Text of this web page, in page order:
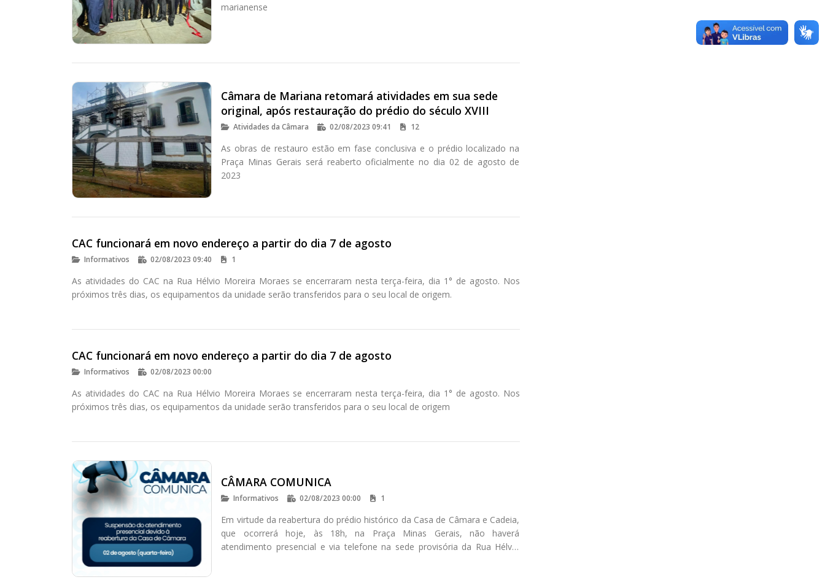
marianense
Câmara de Mariana retomará atividades em sua sede
original, após restauração do prédio do século XVIII
Atividades da Câmara 02/08/2023 09:41 12
As obras de restauro estão em fase conclusiva e o prédio localizado na
Praça Minas Gerais será reaberto oficialmente no dia 02 de agosto de
2023
CAC funcionará em novo endereço a partir do dia 7 de agosto
Informativos 02/08/2023 09:40 1
As atividades do CAC na Rua Hélvio Moreira Moraes se encerraram nesta terça-feira, dia 1° de agosto. Nos
próximos três dias, os equipamentos da unidade serão transferidos para o seu local de origem.
CAC funcionará em novo endereço a partir do dia 7 de agosto
Informativos 02/08/2023 00:00
As atividades do CAC na Rua Hélvio Moreira Moraes se encerraram nesta terça-feira, dia 1° de agosto. Nos
próximos três dias, os equipamentos da unidade serão transferidos para o seu local de origem
CÂMARA COMUNICA
Informativos 02/08/2023 00:00 1
Em virtude da reabertura do prédio histórico da Casa de Câmara e Cadeia,
que ocorrerá hoje, às 18h, na Praça Minas Gerais, não haverá
atendimento presencial e via telefone na sede provisória da Rua Hélvio